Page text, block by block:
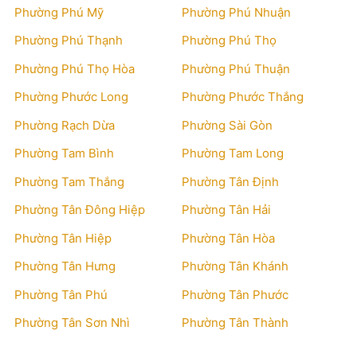
Phường Phú Mỹ
Phường Phú Nhuận
Phường Phú Thạnh
Phường Phú Thọ
Phường Phú Thọ Hòa
Phường Phú Thuận
Phường Phước Long
Phường Phước Thắng
Phường Rạch Dừa
Phường Sài Gòn
Phường Tam Bình
Phường Tam Long
Phường Tam Thắng
Phường Tân Định
Phường Tân Đông Hiệp
Phường Tân Hải
Phường Tân Hiệp
Phường Tân Hòa
Phường Tân Hưng
Phường Tân Khánh
Phường Tân Phú
Phường Tân Phước
Phường Tân Sơn Nhì
Phường Tân Thành